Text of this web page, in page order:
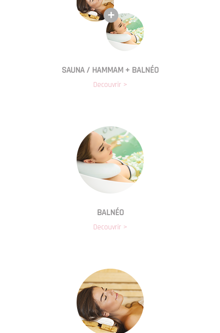
SAUNA / HAMMAM + BALNÉO
Decouvrir >
BALNÉO
Decouvrir >